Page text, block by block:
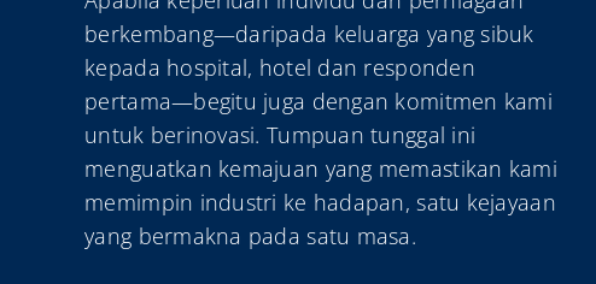
berkembang—daripada keluarga yang sibuk
kepada hospital, hotel dan responden
pertama—begitu juga dengan komitmen kami
untuk berinovasi. Tumpuan tunggal ini
menguatkan kemajuan yang memastikan kami
memimpin industri ke hadapan, satu kejayaan
yang bermakna pada satu masa.